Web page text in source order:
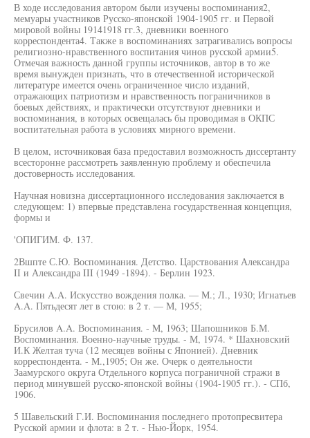
В ходе исследования автором были изучены воспоминания2,
мемуары участников Русско-японской 1904-1905 гг. и Первой
мировой войны 19141918 гг.3, дневники военного
корреспондента4. Также в воспоминаниях затрагивались вопросы
религиозно-нравственного воспитания чинов русской армии5.
Отмечая важность данной группы источников, автор в то же
время вынужден признать, что в отечественной исторической
литературе имеется очень ограниченное число изданий,
отражающих патриотизм и нравственность пограничников в
боевых действиях, и практически отсутствуют дневники и
воспоминания, в которых освещалась бы проводимая в ОКПС
воспитательная работа в условиях мирного времени.
В целом, источниковая база предоставил возможность диссертанту
всесторонне рассмотреть заявленную проблему и обеспечила
достоверность исследования.
Научная новизна диссертационного исследования заключается в
следующем: 1) впервые представлена государственная концепция,
формы и
'ОПИГИМ. Ф. 137.
2Вшпте С.Ю. Воспоминания. Детство. Царствования Александра
II и Александра III (1949 -1894). - Берлин 1923.
Свечин A.A. Искусство вождения полка. — М.; Л., 1930; Игнатьев
A.A. Пятьдесят лет в стою: в 2 т. — М, 1955;
Брусилов A.A. Воспоминания. - M, 1963; Шапошников Б.М.
Воспоминания. Военно-научные труды. - М, 1974. * Шахновский
И.К Желтая туча (12 месяцев войны с Японией). Дневник
корреспондента. - М.,1905; Он же. Очерк о деятельности
Заамурского округа Отдельного корпуса пограничной стражи в
период минувшей русско-японской войны (1904-1905 гг.). - СПб,
1906.
5 Шавельский Г.И. Воспоминания последнего протопресвитера
Русской армии и флота: в 2 т. - Нью-Йорк, 1954.